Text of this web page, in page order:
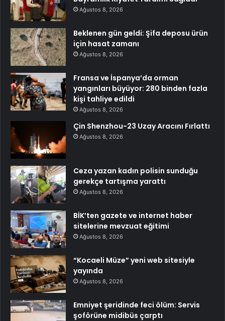
Ağustos 8, 2026
Beklenen gün geldi: Şifa deposu ürün
için hasat zamanı
Ağustos 8, 2026
Fransa ve İspanya’da orman
yangınları büyüyor: 280 binden fazla
kişi tahliye edildi
Ağustos 8, 2026
Çin Shenzhou-23 Uzay Aracını Fırlattı
Ağustos 8, 2026
Ceza yazan kadın polisin sunduğu
gerekçe tartışma yarattı
Ağustos 8, 2026
BİK’ten gazete ve internet haber
sitelerine mevzuat eğitimi
Ağustos 8, 2026
“Kocaeli Müze” yeni web sitesiyle
yayında
Ağustos 8, 2026
Emniyet şeridinde feci ölüm: Servis
şoförüne midibüs çarptı